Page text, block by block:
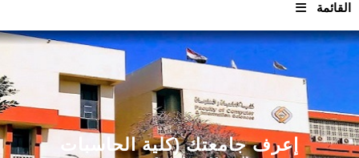
القائمة
عن الجامعة
القطاعـات إعرف جامعتك (كلية الحاسبات